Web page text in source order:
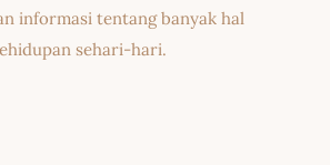
informasi tentang banyak hal
sehari-hari.